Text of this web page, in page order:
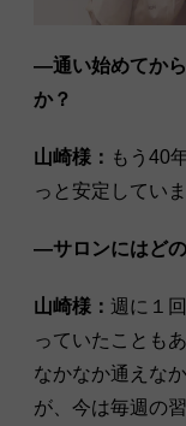
―通い始めてか
か？
山崎様： もう40
っと安定していま
―サロンにはど
山崎様： 週に１
っていたことも
なかなか通えな
が、今は毎週の